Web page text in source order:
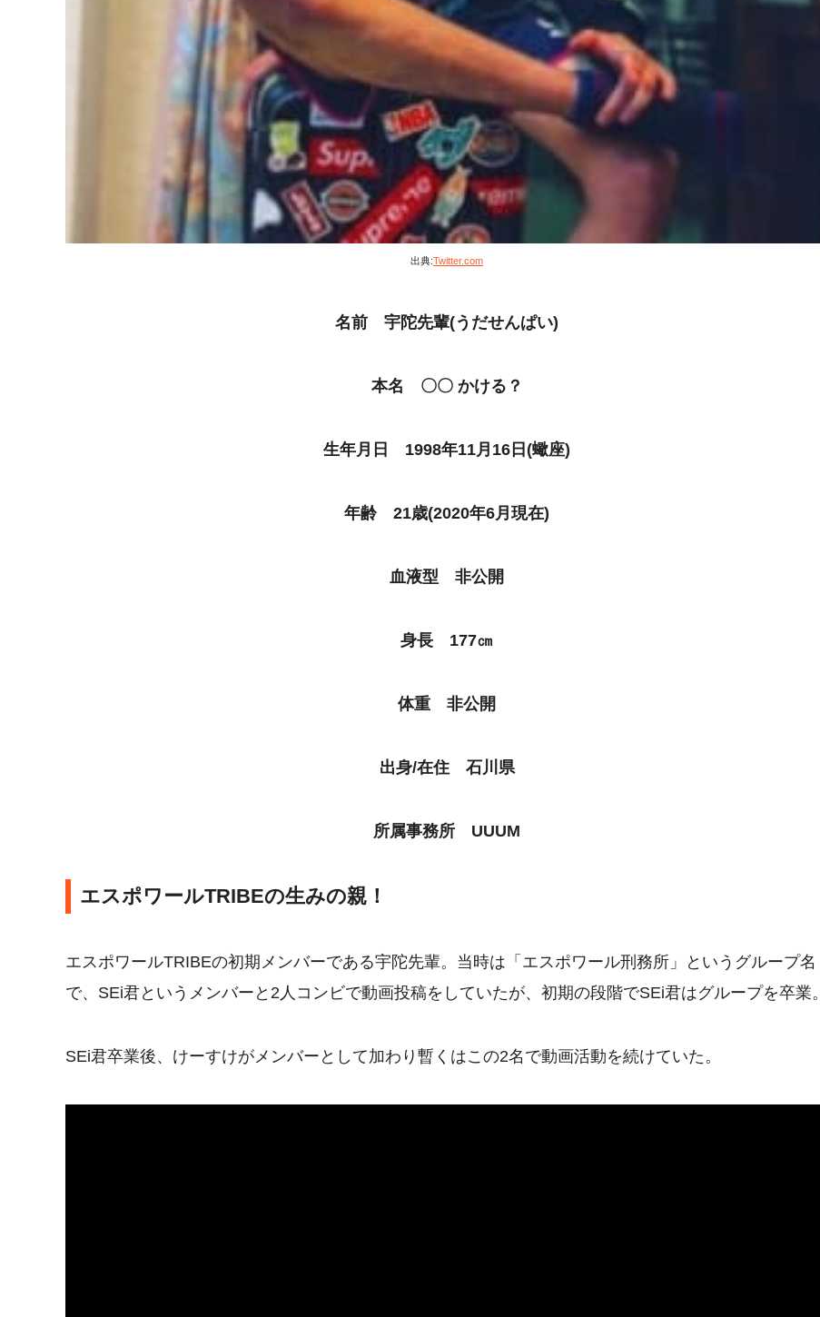
出典:Twitter.com
名前 宇陀先輩(うだせんぱい)
本名 〇〇 かける？
生年月日 1998年11月16日(蠍座)
年齢 21歳(2020年6月現在)
血液型 非公開
身長 177㎝
体重 非公開
出身/在住 石川県
所属事務所 UUUM
エスポワールTRIBEの生みの親！
エスポワールTRIBEの初期メンバーである宇陀先輩。当時は「エスポワール刑務所」というグループ名
で、SEi君というメンバーと2人コンビで動画投稿をしていたが、初期の段階でSEi君はグループを卒業。
SEi君卒業後、けーすけがメンバーとして加わり暫くはこの2名で動画活動を続けていた。